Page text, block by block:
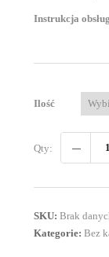
Instrukcja
Ilość
Qty:
SKU: Brak
Kategorie: Bez